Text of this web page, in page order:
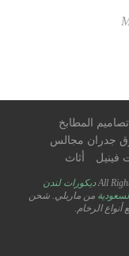
تصاميم المطابخ
جدران مجالس
فينيل أثاث
ديكورات لندن
من ماربلي. شحن